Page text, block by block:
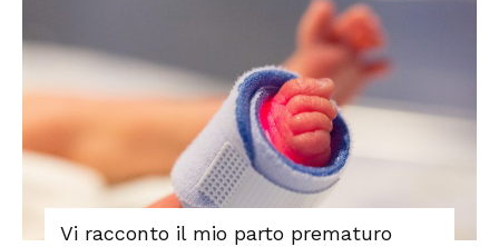
Vi racconto il mio parto prematuro